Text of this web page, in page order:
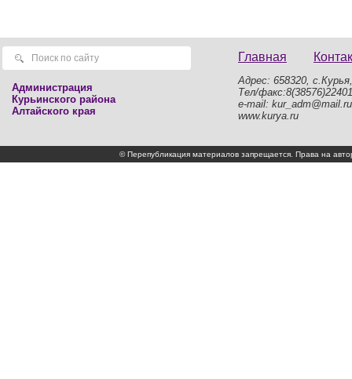
Администрация
Курьинского района
Алтайского края
Главная
Адрес: 658320,
Тел/факс:8(38576)22401
e-mail: kur_adm@mail.ru
www.kurya.ru
© Перепубликация материалов запрещается. Права